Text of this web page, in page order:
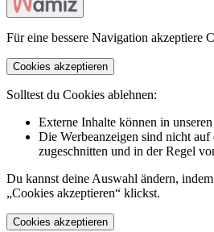
Für eine bessere Navigation akzeptiere
Cookies akzeptieren
Solltest du Cookies ablehnen:
Externe Inhalte können in
Die Werbeanzeigen sind nicht auf
zugeschnitten und in der Regel
Du kannst deine Auswahl ändern,
„Cookies akzeptieren“ klickst.
Cookies akzeptieren